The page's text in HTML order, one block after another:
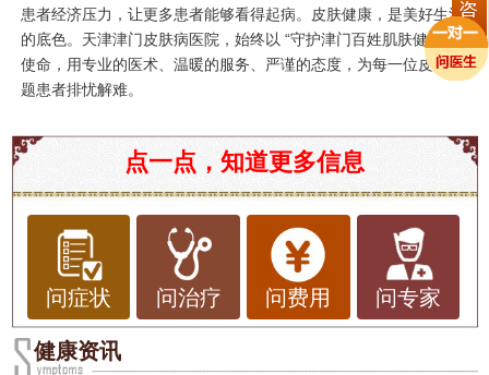
患者经济压力，让更多患者能够看得起病。皮肤健康，是美好生活
的底色。天津津门皮肤病医院，始终以 “守护津门百姓肌肤健康” 为
使命，用专业的医术、温暖的服务、严谨的态度，为每一位皮肤问
题患者排忧解难。
点一点，知道更多信息
问症状 问治疗 问费用 问专家
健康资讯